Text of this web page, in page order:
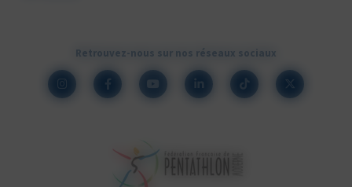
Retrouvez-nous sur nos réseaux sociaux